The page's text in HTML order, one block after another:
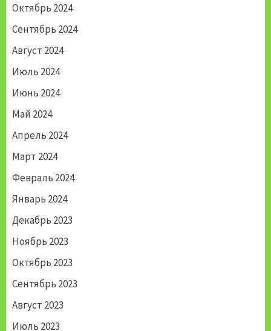
Октябрь 2024
Сентябрь 2024
Август 2024
Июль 2024
Июнь 2024
Май 2024
Апрель 2024
Март 2024
Февраль 2024
Январь 2024
Декабрь 2023
Ноябрь 2023
Октябрь 2023
Сентябрь 2023
Август 2023
Июль 2023